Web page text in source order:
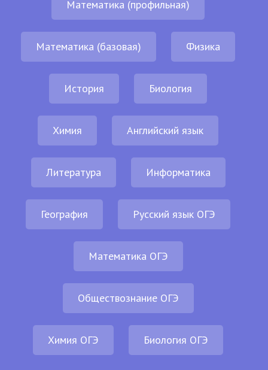
Математика (профильная)
Математика (базовая) Физика
История Биология
Химия Английский язык
Литература Информатика
География Русский язык ОГЭ
Математика ОГЭ
Обществознание ОГЭ
Химия ОГЭ Биология ОГЭ